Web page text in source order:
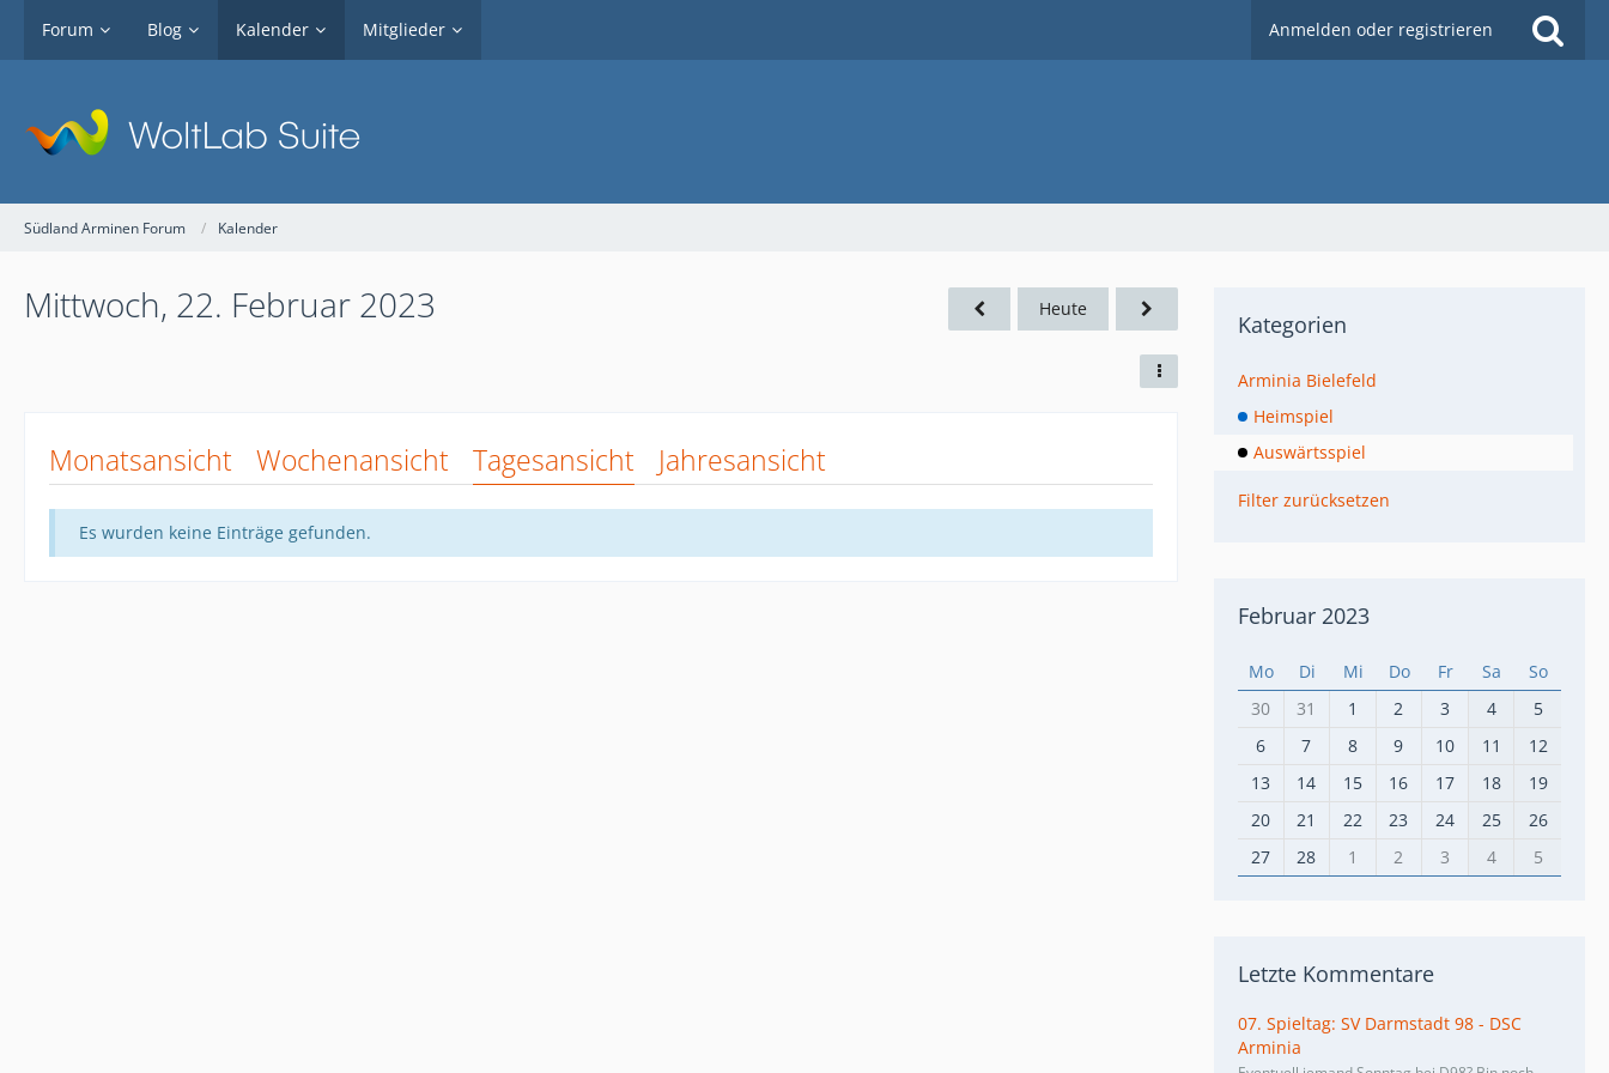
Forum Blog Kalender Mitglieder Anmelden oder registrieren
Südland Arminen Forum Kalender
Mittwoch, 22. Februar 2023 Heute
Monatsansicht Wochenansicht Tagesansicht Jahresansicht
Es wurden keine Einträge gefunden.
Kategorien
Arminia Bielefeld
Heimspiel
Auswärtsspiel
Filter zurücksetzen
Februar 2023
Mo Di Mi Do Fr Sa
So
30
31 1 2 3 4
5
6
7 8 9 10 11
12
13
14 15 16 17 18
19
20
21 22 23 24 25
26
27
28 1 2 3 4 5
Letzte Kommentare
07. Spieltag: SV Darmstadt 98 - DSC
Arminia